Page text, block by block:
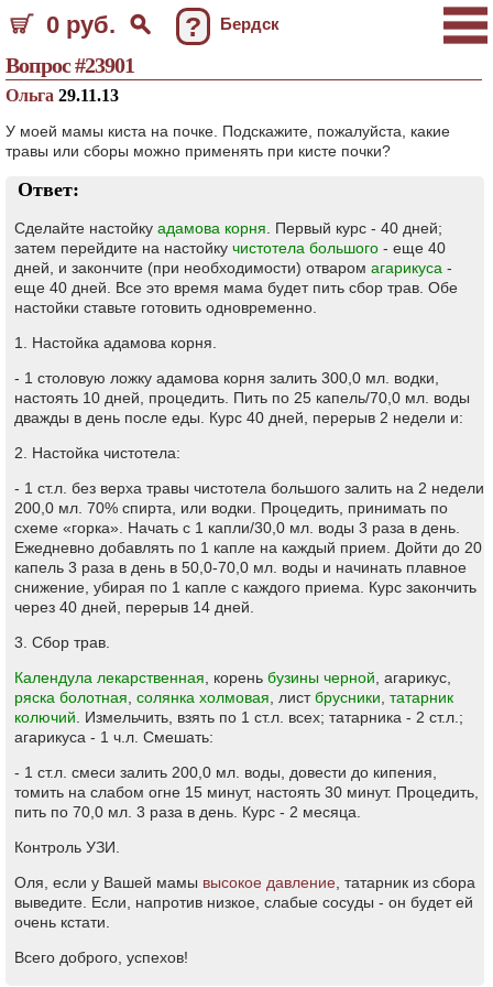
0 руб. ? Бердск
Вопрос #23901
Ольга 29.11.13
У моей мамы киста на почке. Подскажите, пожалуйста, какие
травы или сборы можно применять при кисте почки?
Ответ:
Сделайте настойку адамова корня . Первый курс - 40 дней;
затем перейдите на настойку чистотела большого - еще 40
дней, и закончите (при необходимости) отваром агарикуса -
еще 40 дней. Все это время мама будет пить сбор трав. Обе
настойки ставьте готовить одновременно.
1. Настойка адамова корня.
- 1 столовую ложку адамова корня залить 300,0 мл. водки,
настоять 10 дней, процедить. Пить по 25 капель/70,0 мл. воды
дважды в день после еды. Курс 40 дней, перерыв 2 недели и:
2. Настойка чистотела:
- 1 ст.л. без верха травы чистотела большого залить на 2 недели
200,0 мл. 70% спирта, или водки. Процедить, принимать по
схеме «горка». Начать с 1 капли/30,0 мл. воды 3 раза в день.
Ежедневно добавлять по 1 капле на каждый прием. Дойти до 20
капель 3 раза в день в 50,0-70,0 мл. воды и начинать плавное
снижение, убирая по 1 капле с каждого приема. Курс закончить
через 40 дней, перерыв 14 дней.
3. Сбор трав.
Календула лекарственная , корень бузины черной , агарикус,
ряска болотная солянка холмовая , листбрусники татарник
колючий . Измельчить, взять по 1 ст.л. всех; татарника - 2 ст.л.;
агарикуса - 1 ч.л. Смешать:
- 1 ст.л. смеси залить 200,0 мл. воды, довести до кипения,
томить на слабом огне 15 минут, настоять 30 минут. Процедить,
пить по 70,0 мл. 3 раза в день. Курс - 2 месяца.
Контроль УЗИ.
Оля, если у Вашей мамы высокое давление , татарник из сбора
выведите. Если, напротив низкое, слабые сосуды - он будет ей
очень кстати.
Всего доброго, успехов!